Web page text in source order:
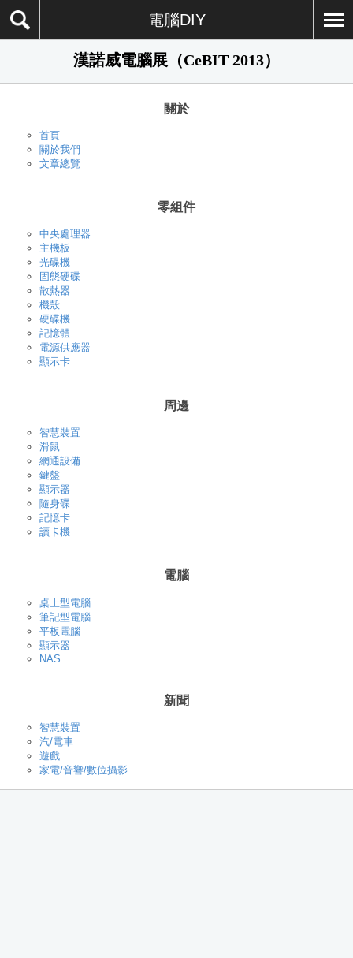
電腦DIY
漢諾威電腦展（CeBIT 2013）
關於
首頁
關於我們
文章總覽
零組件
中央處理器
主機板
光碟機
固態硬碟
散熱器
機殼
硬碟機
記憶體
電源供應器
顯示卡
周邊
智慧裝置
滑鼠
網通設備
鍵盤
顯示器
隨身碟
記憶卡
讀卡機
電腦
桌上型電腦
筆記型電腦
平板電腦
顯示器
NAS
新聞
智慧裝置
汽/電車
遊戲
家電/音響/數位攝影